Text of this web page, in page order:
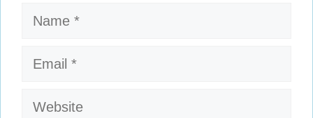
Name
Email
Website